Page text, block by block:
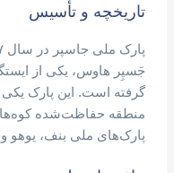
تاریخچه و تأسیس
جَسپِر هاوس، یکی از
گرفته است. این پارک
منطقه حفاظت‌شده
پارک‌های ملی بنف، یوهو